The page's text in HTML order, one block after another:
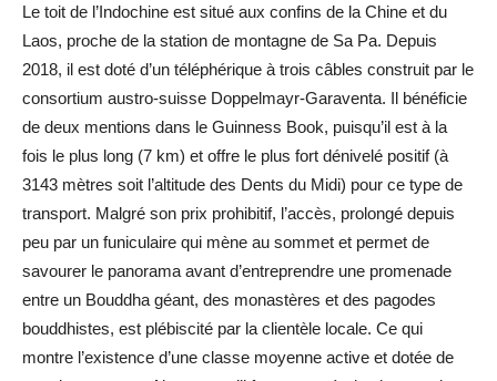
Le toit de l’Indochine est situé aux confins de la Chine et du
Laos, proche de la station de montagne de Sa Pa. Depuis
2018, il est doté d’un téléphérique à trois câbles construit par le
consortium austro-suisse Doppelmayr-Garaventa. Il bénéficie
de deux mentions dans le Guinness Book, puisqu’il est à la
fois le plus long (7 km) et offre le plus fort dénivelé positif (à
3143 mètres soit l’altitude des Dents du Midi) pour ce type de
transport. Malgré son prix prohibitif, l’accès, prolongé depuis
peu par un funiculaire qui mène au sommet et permet de
savourer le panorama avant d’entreprendre une promenade
entre un Bouddha géant, des monastères et des pagodes
bouddhistes, est plébiscité par la clientèle locale. Ce qui
montre l’existence d’une classe moyenne active et dotée de